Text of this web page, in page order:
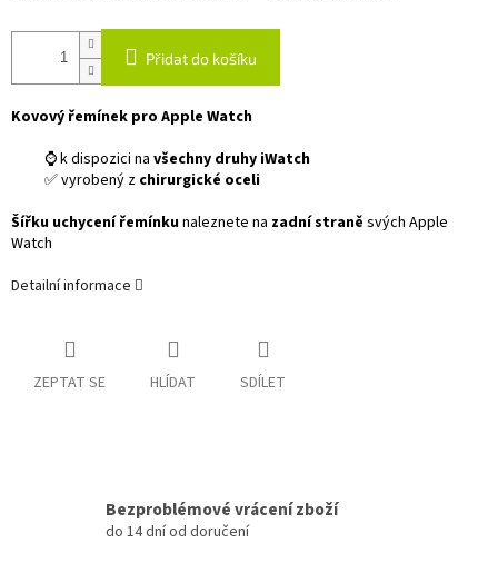
Přidat do košíku
Kovový řemínek pro Apple Watch
⌚ k dispozici na všechny druhy iWatch
✅ vyrobený z chirurgické oceli
Šířku uchycení řemínkunaleznete na zadní straně svých Apple
Watch
Detailní informace
ZEPTAT SE HLÍDAT SDÍLET
Bezproblémové vrácení zboží
do 14 dní od doručení